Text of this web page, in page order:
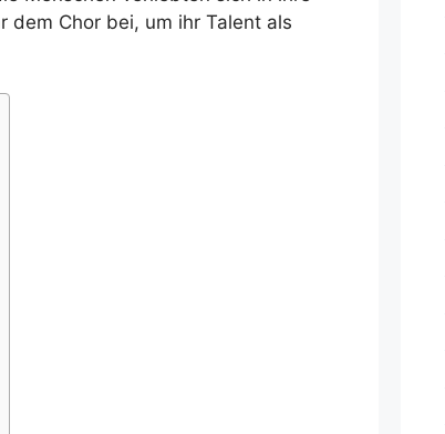
dem Chor bei, um ihr Talent als